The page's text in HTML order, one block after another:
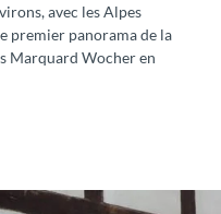
avec les Alpes
premier panorama de la
Marquard Wocher en